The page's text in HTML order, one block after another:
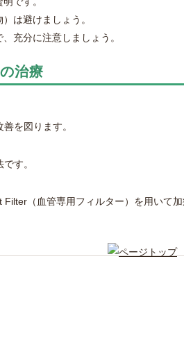
は避けましょう。
充分に注意しましょう。
治療
を図ります。
す。
（血管専用フィルター）を用いて